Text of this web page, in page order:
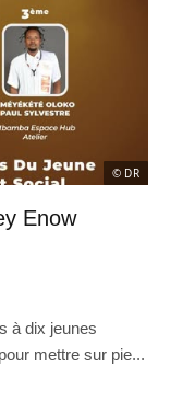
© DR
Enow
à dix jeunes
mettre sur pie...